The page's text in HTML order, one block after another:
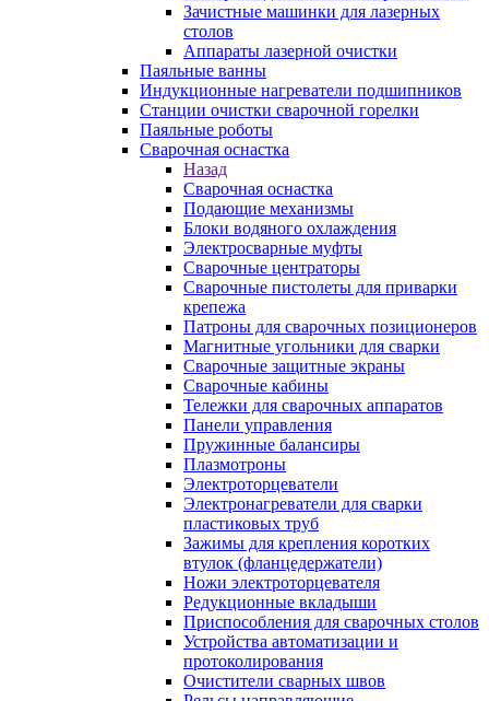
Зачистные машинки для лазерных
столов
Аппараты лазерной очистки
Паяльные ванны
Индукционные нагреватели подшипников
Станции очистки сварочной горелки
Паяльные роботы
Сварочная оснастка
Назад
Сварочная оснастка
Подающие механизмы
Блоки водяного охлаждения
Электросварные муфты
Сварочные центраторы
Сварочные пистолеты для приварки
крепежа
Патроны для сварочных позиционеров
Магнитные угольники для сварки
Сварочные защитные экраны
Сварочные кабины
Тележки для сварочных аппаратов
Панели управления
Пружинные балансиры
Плазмотроны
Электроторцеватели
Электронагреватели для сварки
пластиковых труб
Зажимы для крепления коротких
втулок (фланцедержатели)
Ножи электроторцевателя
Редукционные вкладыши
Приспособления для сварочных столов
Устройства автоматизации и
протоколирования
Очистители сварных швов